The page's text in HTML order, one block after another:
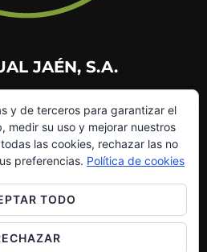
JAÉN, S.A.
y de terceros para garantizar el
medir su uso y mejorar nuestros
las cookies, rechazar las no
preferencias. Política de cookies
TODO